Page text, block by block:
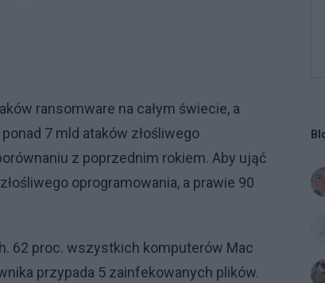
ransomware na całym świecie, a
7 mld ataków złośliwego
z poprzednim rokiem. Aby ująć
oprogramowania, a prawie 90
62 proc. wszystkich komputerów Mac
przypada 5 zainfekowanych plików.